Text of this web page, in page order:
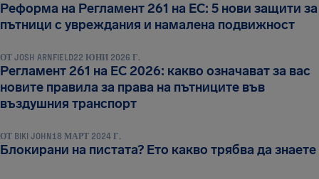
Реформа на Регламент 261 на ЕС: 5 нови защити за
пътници с увреждания и намалена подвижност
ОБЕЗЩЕТЕНИЕ И ПРАВА НА ПЪТНИЦИТЕ
ОТ JOSH ARNFIELD22 ЮНИ 2026 Г.
Регламент 261 на ЕС 2026: какво означават за вас
новите правила за права на пътниците във
въздушния транспорт
ОБЕЗЩЕТЕНИЕ И ПРАВА НА ПЪТНИЦИТЕ
ОТ BIKI JOHN18 МАРТ 2024 Г.
Блокирани на пистата? Ето какво трябва да знаете